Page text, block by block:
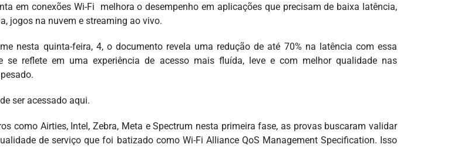
em conexões Wi-Fi melhora o desempenho em aplicações que precisam de baixa latência,
jogos na nuvem e streaming ao vivo.
nesta quinta-feira, 4, o documento revela uma redução de até 70% na latência com essa
se reflete em uma experiência de acesso mais fluída, leve e com melhor qualidade nas
ser acessado aqui.
como Airties, Intel, Zebra, Meta e Spectrum nesta primeira fase, as provas buscaram validar
de serviço que foi batizado como Wi-Fi Alliance QoS Management Specification. Isso